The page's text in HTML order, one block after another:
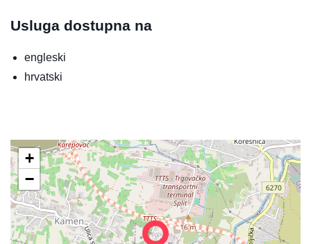
Usluga dostupna na
engleski
hrvatski
+
−